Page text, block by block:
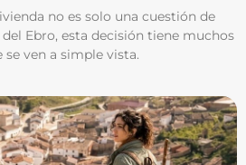
no es solo una cuestión de
Ebro, esta decisión tiene muchos
ven a simple vista.